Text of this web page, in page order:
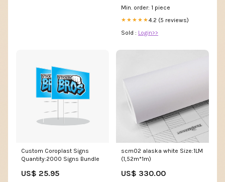
Min. order: 1 piece
★★★★★4.2 (5 reviews)
Sold : Login>>
Custom Coroplast Signs
Quantity:2000 Signs Bundle
US$ 25.95
scm02 alaska white Size:1LM
(1,52m*1m)
US$ 330.00